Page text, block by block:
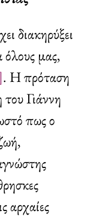
διακηρύξει
μας,
. Η πρόταση
Γιάννη
πως ο
αρχαίες